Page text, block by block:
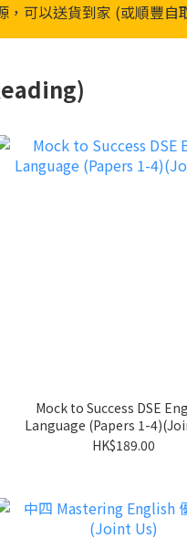
可以送貨到家 (或順豐自
Mock to Success DSE
Language (Papers 1-
HK$189.00